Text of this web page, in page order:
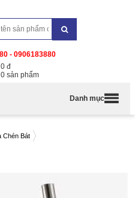
- 0906183880
0 đ
0 sản phẩm
Danh mục
Chén Bát